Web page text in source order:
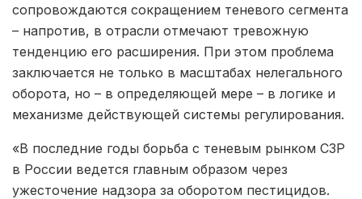
сопровождаются сокращением теневого сегмента
– напротив, в отрасли отмечают тревожную
тенденцию его расширения. При этом проблема
заключается не только в масштабах нелегального
оборота, но – в определяющей мере – в логике и
механизме действующей системы регулирования.
«В последние годы борьба с теневым рынком СЗР
в России ведется главным образом через
ужесточение надзора за оборотом пестицидов.